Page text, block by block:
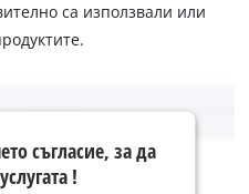
са използвали или
съгласие, за да
!